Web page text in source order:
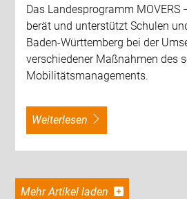
Das Landesprogramm MOVERS
berät und unterstützt Schulen
Baden-Württemberg bei der
verschiedener Maßnahmen des
Mobilitätsmanagements.
weiterlesen
Mehr Artikel laden